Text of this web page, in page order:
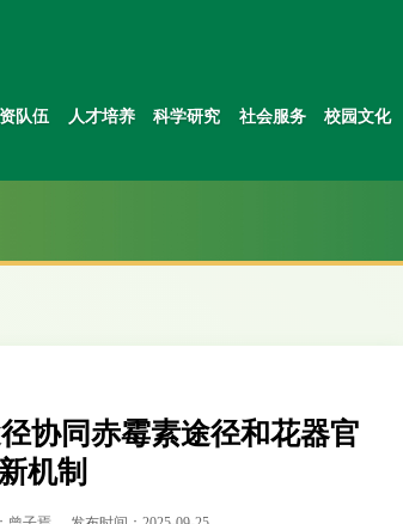
队伍 人才培养 科学研究 社会服务 校园文化
协同赤霉素途径和花器官
机制